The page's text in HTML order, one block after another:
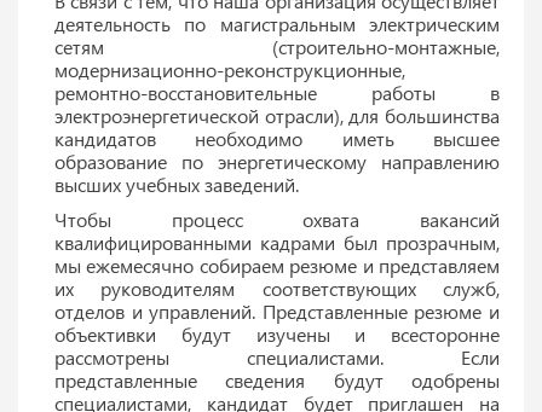
деятельность по магистральным электрическим
сетям (строительно-монтажные,
модернизационно-реконструкционные,
ремонтно-восстановительные работы в
электроэнергетической отрасли), для большинства
кандидатов необходимо иметь высшее
образование по энергетическому направлению
высших учебных заведений.
Чтобы процесс охвата вакансий
квалифицированными кадрами был прозрачным,
мы ежемесячно собираем резюме и представляем
их руководителям соответствующих служб,
отделов и управлений. Представленные резюме и
объективки будут изучены и всесторонне
рассмотрены специалистами. Если
представленные сведения будут одобрены
специалистами, кандидат будет приглашен на